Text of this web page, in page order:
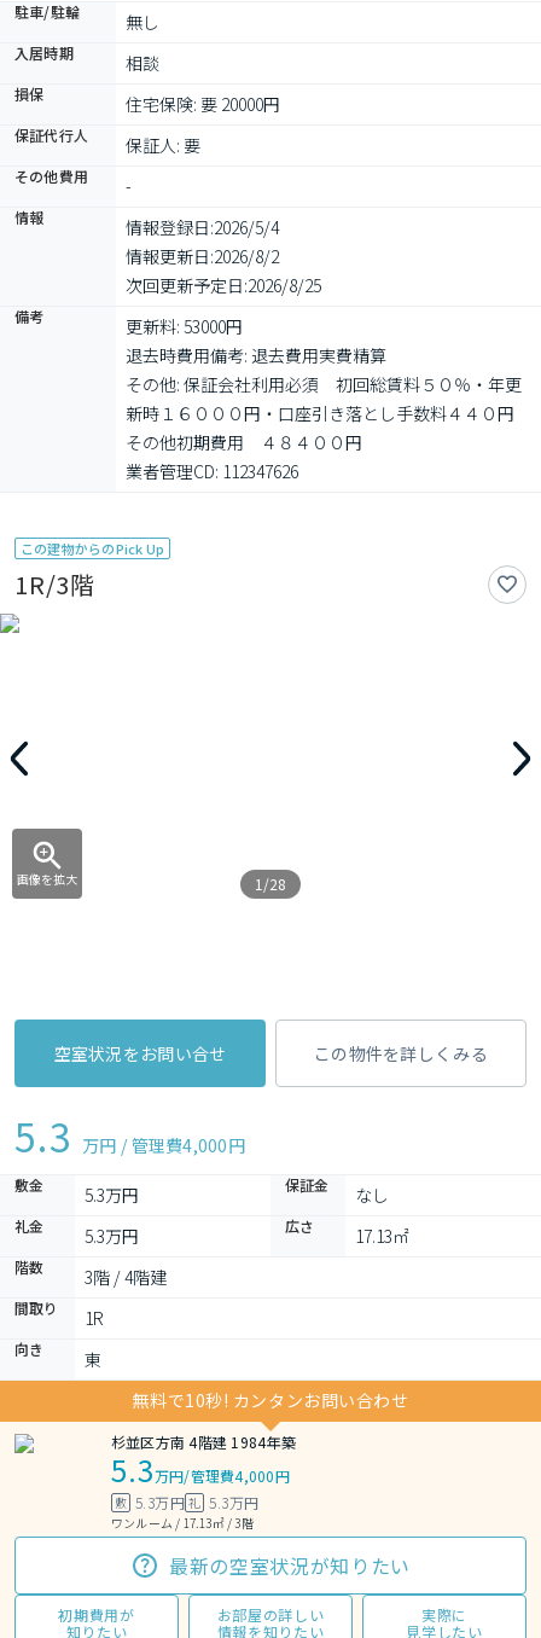
駐車/駐輪 無し
入居時期 相談
損保 住宅保険: 要 20000円
保証代行人 保証人: 要
その他費用 -
情報 情報登録日:2026/5/4
情報更新日:2026/8/2
次回更新予定日:2026/8/25
備考
更新料: 53000円
退去時費用備考: 退去費用実費精算
その他: 保証会社利用必須　初回総賃料５０％・年更
新時１６０００円・口座引き落とし手数料４４０円
その他初期費用　４８４００円
業者管理CD: 112347626
この建物からのPick Up
1R/3階
画像を拡大 1/28
空室状況をお問い合せ この物件を詳しくみる
5.3 万円 / 管理費4,000円
敷金 5.3万円 保証金 なし
礼金 5.3万円 広さ 17.13㎡
階数 3階 / 4階建
間取り 1R
向き
東
無料で10秒! カンタンお問い合わせ
杉並区方南 4階建 1984年築
5.3万円/管理費4,000円
敷 5.3万円礼 5.3万円
ワンルーム / 17.13㎡ / 3階
最新の空室状況が知りたい
初期費用が
知りたい
お部屋の詳しい
情報を知りたい
実際に
見学したい